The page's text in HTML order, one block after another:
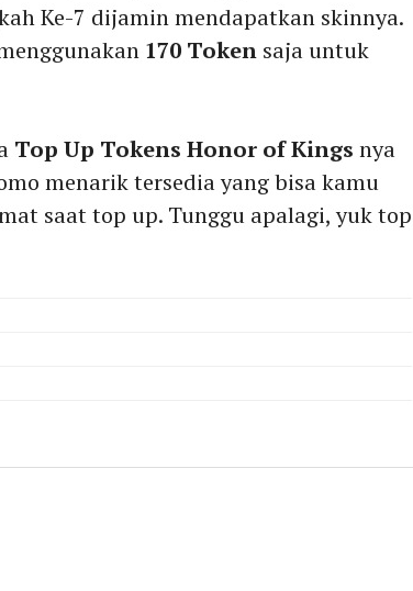
Ke-7 dijamin mendapatkan skinnya.
170 Token saja untuk
Top Up Tokens Honor of Kings nya
menarik tersedia yang bisa kamu
saat top up. Tunggu apalagi, yuk top